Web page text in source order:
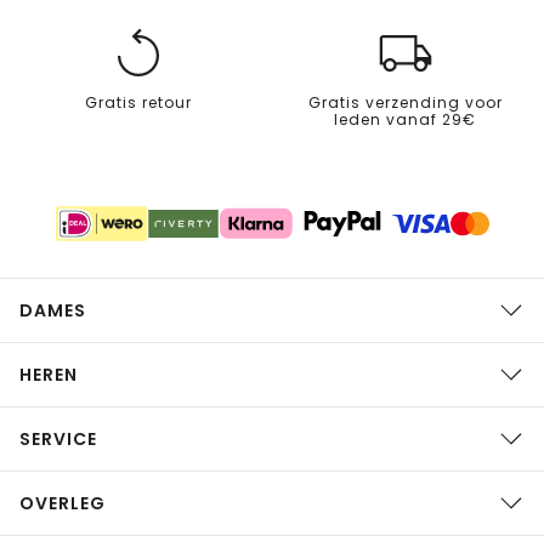
Gratis retour
Gratis verzending voor
leden vanaf 29€
DAMES
HEREN
SERVICE
OVERLEG